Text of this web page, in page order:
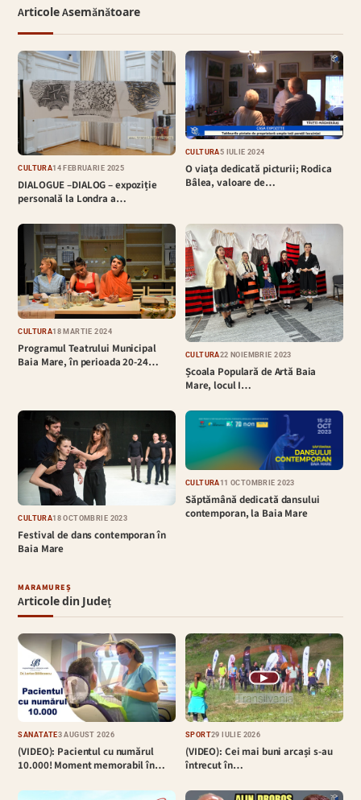
Articole Asemănătoare
CULTURĂ14 FEBRUARIE 2025
DIALOGUE –DIALOG – expoziție
personală la Londra a…
CULTURĂ5 IULIE 2024
O viaţa dedicată picturii; Rodica
Bâlea, valoare de…
CULTURĂ18 MARTIE 2024
Programul Teatrului Municipal
Baia Mare, în perioada 20-24…
CULTURĂ22 NOIEMBRIE 2023
Școala Populară de Artă Baia
Mare, locul I…
CULTURĂ18 OCTOMBRIE 2023
Festival de dans contemporan în
Baia Mare
CULTURĂ11 OCTOMBRIE 2023
Săptămână dedicată dansului
contemporan, la Baia Mare
MARAMUREȘ
Articole din Județ
SĂNĂTATE3 AUGUST 2026
(VIDEO): Pacientul cu numărul
10.000! Moment memorabil în…
▶
SPORT29 IULIE 2026
(VIDEO): Cei mai buni arcași s-au
întrecut în…